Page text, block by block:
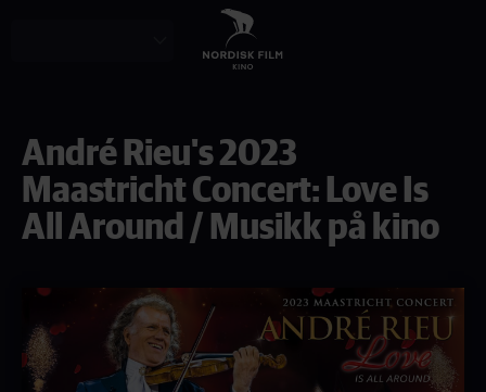
André Rieu's 2023
Maastricht Concert: Love Is
All Around / Musikk på kino